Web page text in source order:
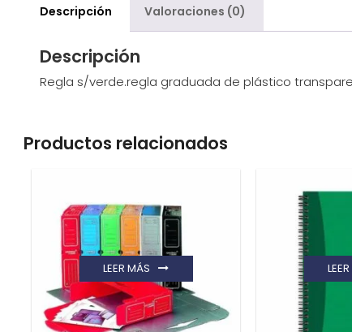
Descripción Valoraciones (0)
Descripción
Regla s/verde.regla graduada de plástico
Productos relacionados
LEER MÁS